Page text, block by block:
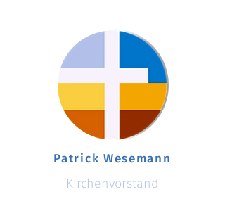
Patrick Wesemann
Kirchenvorstand